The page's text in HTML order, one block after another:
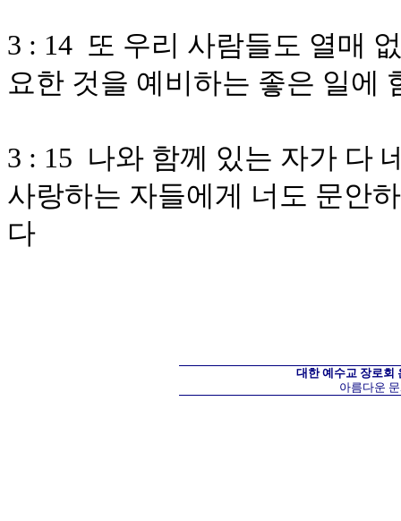
3 : 14 또 우리 사람들도 열매
요한 것을 예비하는 좋은 일에
3 : 15 나와 함께 있는 자가 다
사랑하는 자들에게 너도 문안
다
대한 예수교 장로회
아름다운